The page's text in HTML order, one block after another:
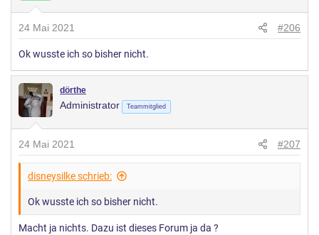
24 Mai 2021 #206
Ok wusste ich so bisher nicht.
dörthe
Administrator Teammitglied
24 Mai 2021 #207
disneysilke schrieb:
Ok wusste ich so bisher nicht.
Macht ja nichts. Dazu ist dieses Forum ja da ?